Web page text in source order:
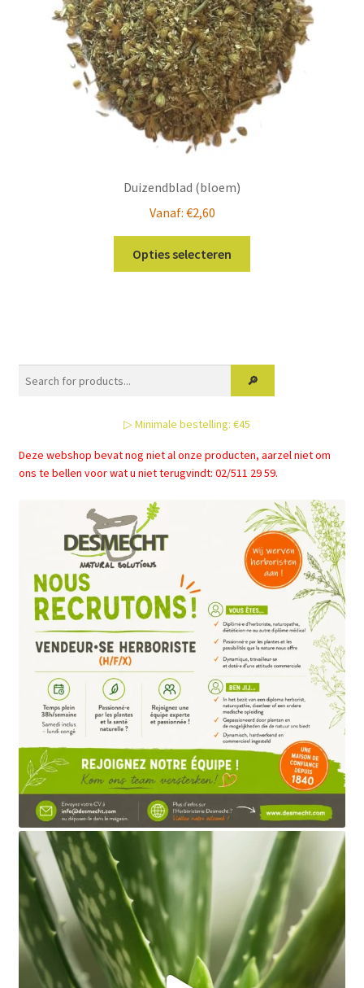
op
de
productpagina
Duizendblad (bloem)
Vanaf: €2,60
Opties selecteren
optie
kan
worden
de
▷ Minimale bestelling: €45
Deze webshop bevat nog niet al onze producten, aarzel niet om
ons te bellen voor wat u niet terugvindt: 02/511 29 59.